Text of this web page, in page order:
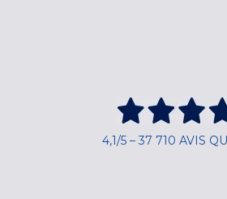
4,1/5 – 37 710 AVIS